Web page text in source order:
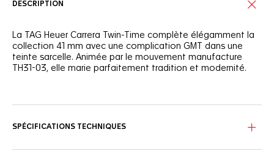
DESCRIPTION
La TAG Heuer Carrera Twin-Time complète élégamment la
collection 41 mm avec une complication GMT dans une
teinte sarcelle. Animée par le mouvement manufacture
TH31-03, elle marie parfaitement tradition et modernité.
de fer" évoquent l'élégance classique d’un design
SPÉCIFICATIONS TECHNIQUES